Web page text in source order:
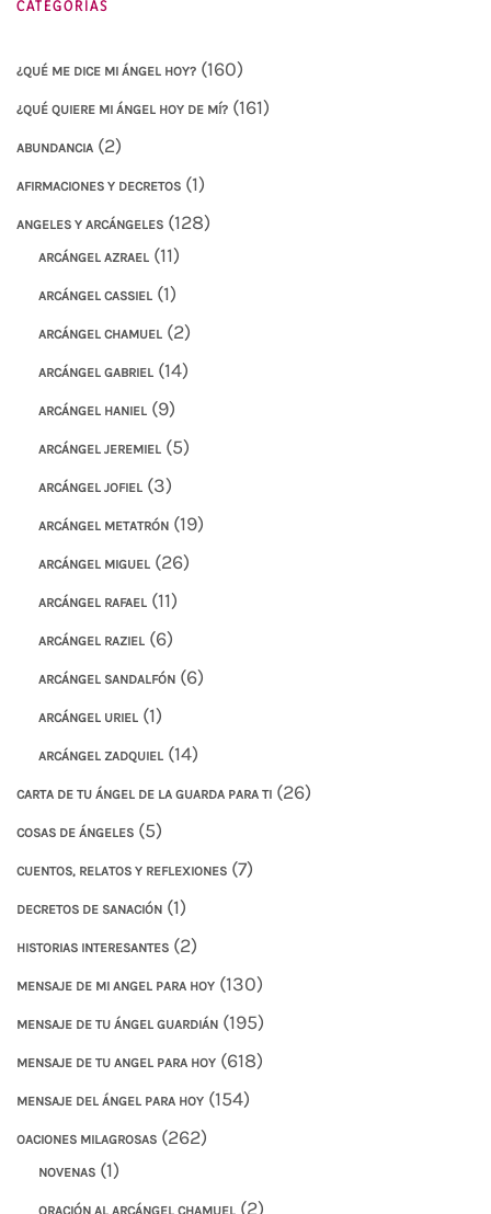
CATEGORÍAS
¿QUÉ ME DICE MI ÁNGEL HOY? (160)
¿QUÉ QUIERE MI ÁNGEL HOY DE MÍ? (161)
ABUNDANCIA (2)
AFIRMACIONES Y DECRETOS (1)
ANGELES Y ARCÁNGELES (128)
ARCÁNGEL AZRAEL (11)
ARCÁNGEL CASSIEL (1)
ARCÁNGEL CHAMUEL (2)
ARCÁNGEL GABRIEL (14)
ARCÁNGEL HANIEL (9)
ARCÁNGEL JEREMIEL (5)
ARCÁNGEL JOFIEL (3)
ARCÁNGEL METATRÓN (19)
ARCÁNGEL MIGUEL (26)
ARCÁNGEL RAFAEL (11)
ARCÁNGEL RAZIEL (6)
ARCÁNGEL SANDALFÓN (6)
ARCÁNGEL URIEL (1)
ARCÁNGEL ZADQUIEL (14)
CARTA DE TU ÁNGEL DE LA GUARDA PARA TI (26)
COSAS DE ÁNGELES (5)
CUENTOS, RELATOS Y REFLEXIONES (7)
DECRETOS DE SANACIÓN (1)
HISTORIAS INTERESANTES (2)
MENSAJE DE MI ANGEL PARA HOY (130)
MENSAJE DE TU ÁNGEL GUARDIÁN (195)
MENSAJE DE TU ANGEL PARA HOY (618)
MENSAJE DEL ÁNGEL PARA HOY (154)
OACIONES MILAGROSAS (262)
NOVENAS (1)
ORACIÓN AL ARCÁNGEL CHAMUEL (2)